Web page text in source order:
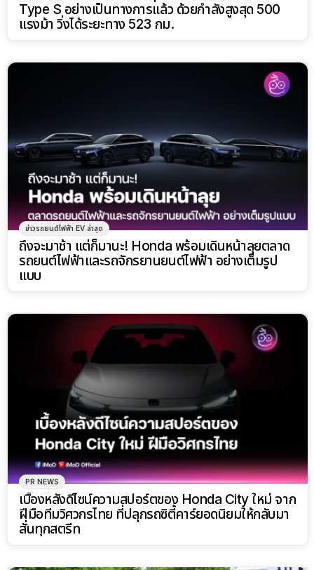
Type S อย่างเป็นทางการแล้ว ด้วยกำลังสูงสุด 500
แรงม้า วิ่งได้ระยะทาง 523 กม.
ข่าวรถยนต์ไฟฟ้า EV ล่าสุด
ถึงจะมาช้า แต่ก็มานะ! Honda พร้อมเดินหน้าลุยตลาด
รถยนต์ไฟฟ้าและรถจักรยานยนต์ไฟฟ้า อย่างเต็มรูป
แบบ
PR NEWS
เบื้องหลังดีไซน์ความสปอร์ตของ Honda City ใหม่ จาก
ฝีมือทีมวิศวกรไทย ที่ปลุกรถซิตี้คาร์ยอดนิยมให้กลับมา
สั่นทุกสตรีท